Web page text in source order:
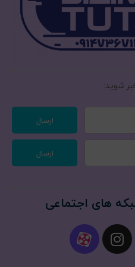
شوید:
ارسال
ارسال
های اجتماعی